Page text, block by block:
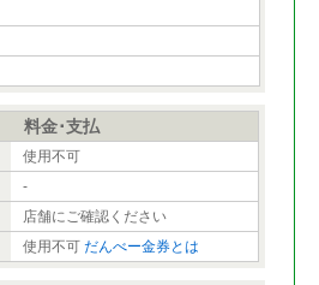
料金･支払
使用不可
-
店舗にご確認ください
使用不可 だんべー金券とは